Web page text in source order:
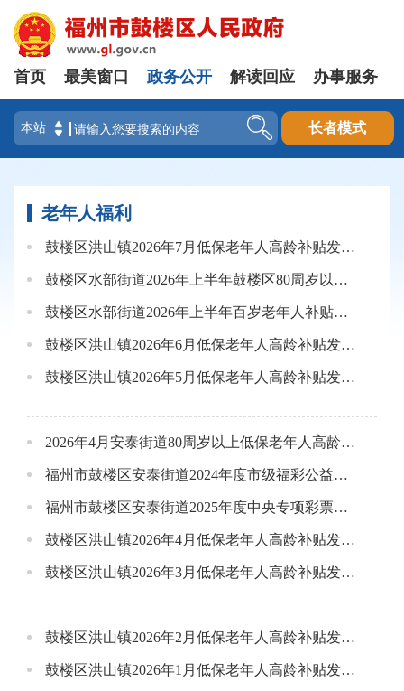
登录
首页 最美窗口 政务公开 解读回应 办事服务
长者模式
老年人福利
鼓楼区洪山镇2026年7月低保老年人高龄补贴发放花名册
鼓楼区水部街道2026年上半年鼓楼区80周岁以上高龄老年人补贴花名册
鼓楼区水部街道2026年上半年百岁老年人补贴花名册
鼓楼区洪山镇2026年6月低保老年人高龄补贴发放花名册
鼓楼区洪山镇2026年5月低保老年人高龄补贴发放花名册
2026年4月安泰街道80周岁以上低保老年人高龄补贴发放花名册
福州市鼓楼区安泰街道2024年度市级福彩公益金使用情况公告
福州市鼓楼区安泰街道2025年度中央专项彩票公益金使用情况公告
鼓楼区洪山镇2026年4月低保老年人高龄补贴发放花名册
鼓楼区洪山镇2026年3月低保老年人高龄补贴发放花名册
鼓楼区洪山镇2026年2月低保老年人高龄补贴发放花名册
鼓楼区洪山镇2026年1月低保老年人高龄补贴发放花名册